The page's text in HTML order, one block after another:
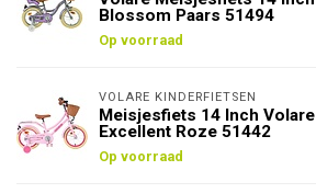
Blossom Paars 51494
Op voorraad
VOLARE KINDERFIETSEN
Meisjesfiets 14 Inch Volare
Excellent Roze 51442
Op voorraad